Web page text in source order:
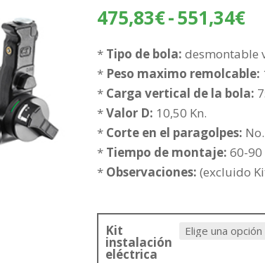
475,83€-551,34€
* Tipo de bola: desmontable
* Peso maximo remolcable:
* Carga vertical de la bola:
*Valor D: 10,50 Kn.
* Corte en el paragolpes: No.
* Tiempo de montaje: 60-
* Observaciones: (excluido
Kit
instalación
eléctrica